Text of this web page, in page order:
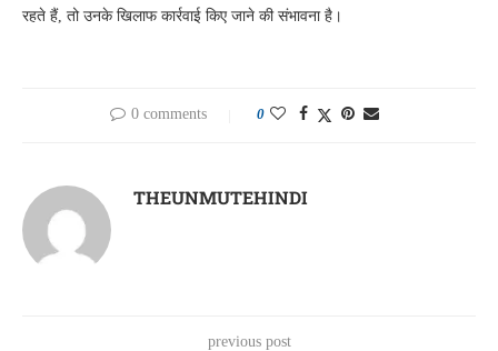
रहते हैं, तो उनके खिलाफ कार्रवाई किए जाने की संभावना है।
0 comments 0
THEUNMUTEHINDI
previous post